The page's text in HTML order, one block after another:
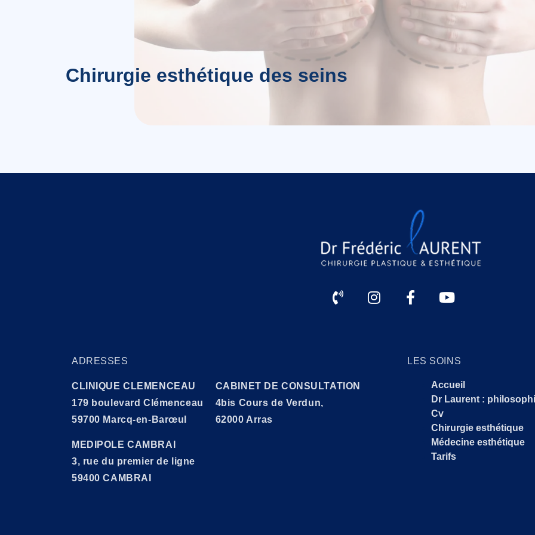
Chirurgie esthétique des seins
ADRESSES
CLINIQUE CLEMENCEAU
179 boulevard Clémenceau
59700 Marcq-en-Barœul
CABINET DE CONSULTATION
4bis Cours de Verdun,
62000 Arras
MEDIPOLE CAMBRAI
3, rue du premier de ligne
59400 CAMBRAI
LES SOINS
Accueil
Dr Laurent :
Cv
Chirurgie esthétique
Médecine esthétique
Tarifs